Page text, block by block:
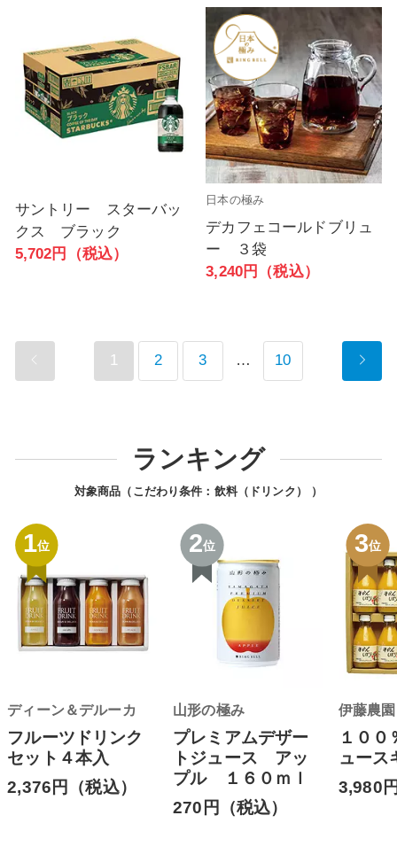
サントリー スターバッ
クス ブラック
5,702円（税込）
日本の極み
デカフェコールドブリュ
ー ３袋
3,240円（税込）
1 2 3 … 10
ランキング
対象商品（こだわり条件： 飲料（ドリンク） ）
1位
ディーン＆デルーカ
フルーツドリンク
セット４本入
2,376円（税込）
2位
山形の極み
プレミアムデザー
トジュース アッ
プル １６０ｍｌ
270円（税込）
3位
伊藤農園
１００
ュース
3,980